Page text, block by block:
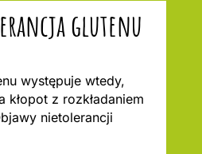
glutenu
występuje wtedy,
kłopot z rozkładaniem
nietolerancji